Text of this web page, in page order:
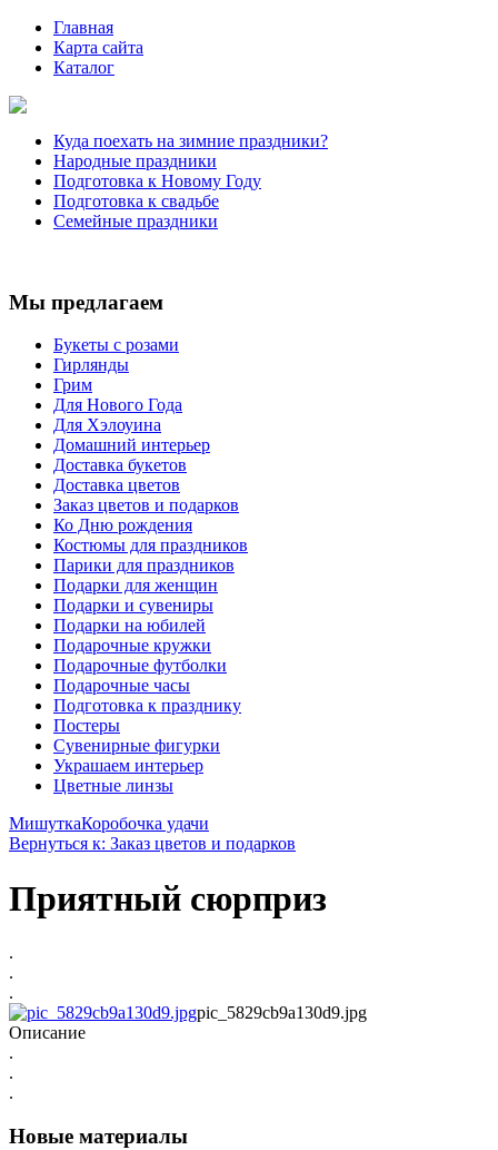
Главная
Карта сайта
Каталог
Куда поехать на зимние праздники?
Народные праздники
Подготовка к Новому Году
Подготовка к свадьбе
Семейные праздники
Мы предлагаем
Букеты с розами
Гирлянды
Грим
Для Нового Года
Для Хэлоуина
Домашний интерьер
Доставка букетов
Доставка цветов
Заказ цветов и подарков
Ко Дню рождения
Костюмы для праздников
Парики для праздников
Подарки для женщин
Подарки и сувениры
Подарки на юбилей
Подарочные кружки
Подарочные футболки
Подарочные часы
Подготовка к празднику
Постеры
Сувенирные фигурки
Украшаем интерьер
Цветные линзы
МишуткаКоробочка удачи
Вернуться к: Заказ цветов и подарков
Приятный сюрприз
.
.
.
pic_5829cb9a130d9.jpg
Описание
.
.
.
Новые материалы